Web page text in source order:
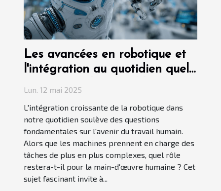
Les avancées en robotique et
l'intégration au quotidien quel
avenir pour le travail humain
Lun. 12 mai 2025
L'intégration croissante de la robotique dans
notre quotidien soulève des questions
fondamentales sur l'avenir du travail humain.
Alors que les machines prennent en charge des
tâches de plus en plus complexes, quel rôle
restera-t-il pour la main-d'œuvre humaine ? Cet
sujet fascinant invite à...